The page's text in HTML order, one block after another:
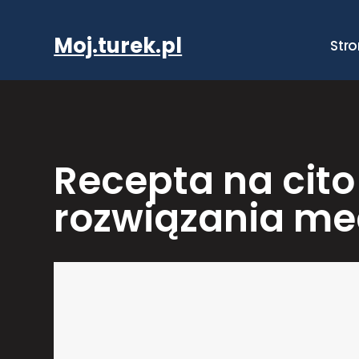
Moj.turek.pl
Recepta na
rozwiązania